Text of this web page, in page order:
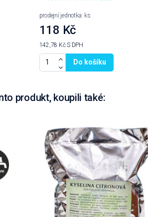
prodejní jednotka: ks
118 Kč
142,78 KčS DPH
Do košíku
produkt, koupili také: